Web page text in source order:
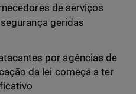
de serviços
geridas
por agências de
da lei começa a ter